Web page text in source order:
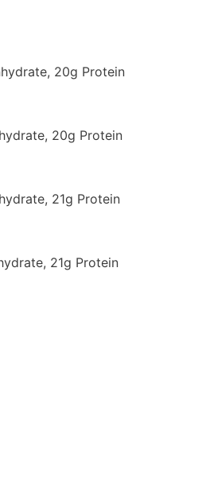
20g Protein
20g Protein
21g Protein
21g Protein